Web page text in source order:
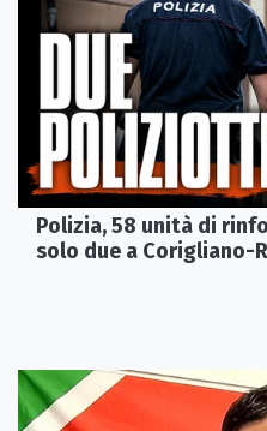
Polizia, 58 unità di
solo due a Corigliano-